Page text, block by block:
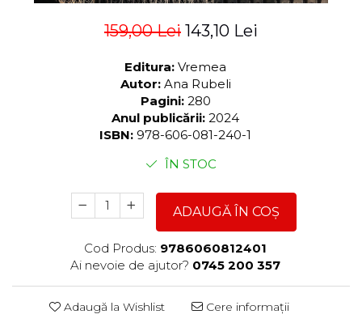
159,00 Lei 143,10 Lei
Editura: Vremea
Autor: Ana Rubeli
Pagini: 280
Anul publicării: 2024
ISBN: 978-606-081-240-1
ÎN STOC
ADAUGĂ ÎN COȘ
Cod Produs: 9786060812401
Ai nevoie de ajutor? 0745 200 357
Adaugă la Wishlist Cere informații